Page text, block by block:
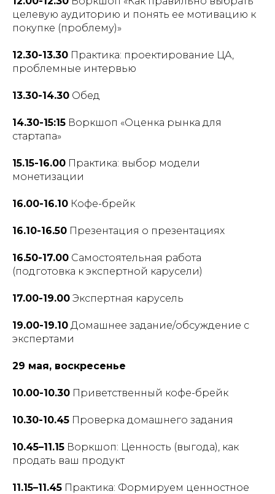
целевую аудиторию и понять ее мотивацию к
покупке (проблему)»
12.30-13.30 Практика: проектирование ЦА,
проблемные интервью
13.30-14.30 Обед
14.30-15:15 Воркшоп «Оценка рынка для
стартапа»
15.15-16.00 Практика: выбор модели
монетизации
16.00-16.10 Кофе-брейк
16.10-16.50 Презентация о презентациях
16.50-17.00 Самостоятельная работа
(подготовка к экспертной карусели)
17.00-19.00 Экспертная карусель
19.00-19.10 Домашнее задание/обсуждение с
экспертами
29 мая, воскресенье
10.00-10.30 Приветственный кофе-брейк
10.30-10.45 Проверка домашнего задания
10.45–11.15 Воркшоп: Ценность (выгода), как
продать ваш продукт
11.15–11.45 Практика: Формируем ценностное